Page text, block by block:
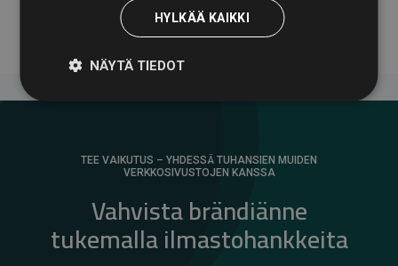
TEE VAIKUTUS – YHDESSÄ TUHANSIEN MUIDEN
VERKKOSIVUSTOJEN KANSSA
Vahvista brändiänne
tukemalla ilmastohankkeita
HYLKÄÄ KAIKKI
NÄYTÄ TIEDOT